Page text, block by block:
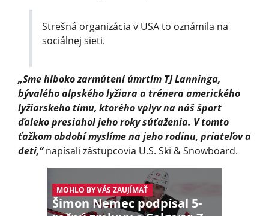
Strešná organizácia v USA to oznámila na
sociálnej sieti.
„Sme hlboko zarmútení úmrtím TJ Lanninga,
bývalého alpského lyžiara a trénera amerického
lyžiarskeho tímu, ktorého vplyv na náš šport
ďaleko presiahol jeho roky súťaženia. V tomto
ťažkom období myslíme na jeho rodinu, priateľov a
deti,“napísali zástupcovia U.S. Ski & Snowboard.
MOHLO BY VÁS ZAUJÍMAŤ
Šimon Nemec podpísal 5-